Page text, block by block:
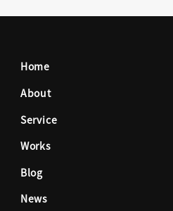
Home
About
Service
Works
Blog
News